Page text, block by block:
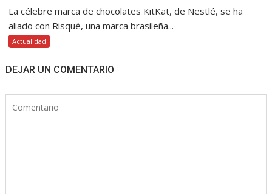
La célebre marca de chocolates KitKat, de Nestlé, se ha
aliado con Risqué, una marca brasileña...
Actualidad
DEJAR UN COMENTARIO